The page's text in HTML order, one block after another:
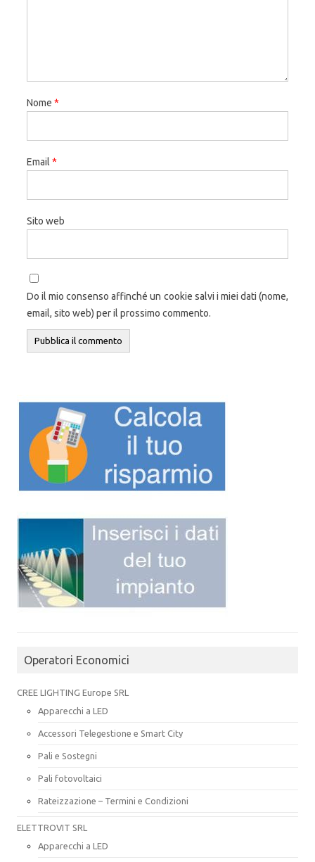
Nome *
Email *
Sito web
Do il mio consenso affinché un cookie salvi i miei dati (nome,
email, sito web) per il prossimo commento.
Operatori Economici
CREE LIGHTING Europe SRL
Apparecchi a LED
Accessori Telegestione e Smart City
Pali e Sostegni
Pali fotovoltaici
Rateizzazione – Termini e Condizioni
ELETTROVIT SRL
Apparecchi a LED